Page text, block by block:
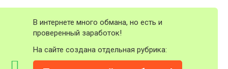
В интернете много обмана, но есть и
проверенный заработок!
На сайте создана отдельная рубрика: